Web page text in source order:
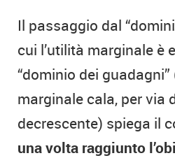
Il passaggio dal
cui l’utilità marginale è
“dominio dei guadagni”
marginale cala, per via
decrescente) spiega il
una volta raggiunto